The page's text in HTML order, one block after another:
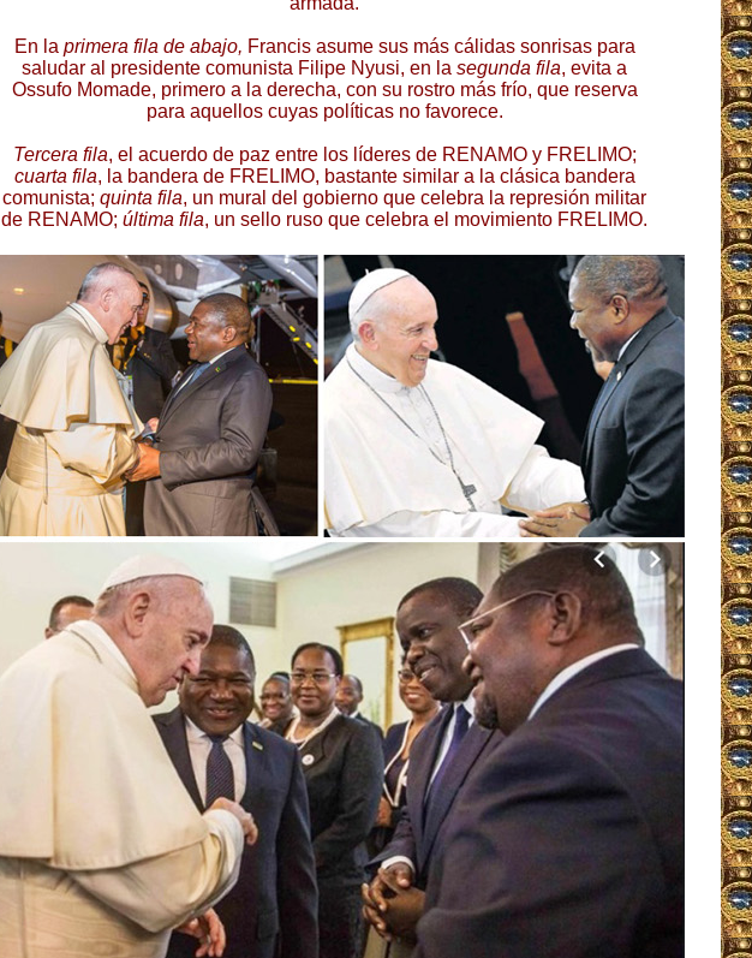
En la primera fila de abajo, Francis asume sus más cálidas sonrisas para
saludar al presidente comunista Filipe Nyusi, en la segunda fila, evita a
Ossufo Momade, primero a la derecha, con su rostro más frío, que reserva
para aquellos cuyas políticas no favorece.
Tercera fila, el acuerdo de paz entre los líderes de RENAMO y FRELIMO;
cuarta fila, la bandera de FRELIMO, bastante similar a la clásica bandera
comunista; quinta fila, un mural del gobierno que celebra la represión militar
de RENAMO; última fila, un sello ruso que celebra el movimiento FRELIMO.